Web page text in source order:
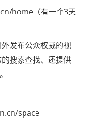
home（有一个3天
发布公众权威的视
搜索查找、还提供
space